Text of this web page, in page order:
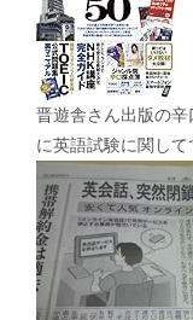
晋遊舎さん出版の
に英語試験に関して